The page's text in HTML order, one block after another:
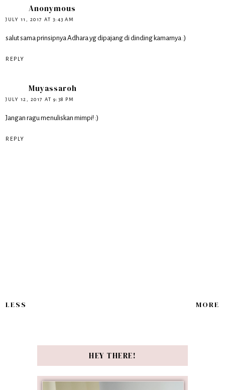
Anonymous
JULY 11, 2017 AT 3:43 AM
salut sama prinsipnya Adhara yg dipajang di dinding kamarnya :)
REPLY
Muyassaroh
JULY 12, 2017 AT 9:38 PM
Jangan ragu menuliskan mimpi! :)
REPLY
LESS MORE
HEY THERE!